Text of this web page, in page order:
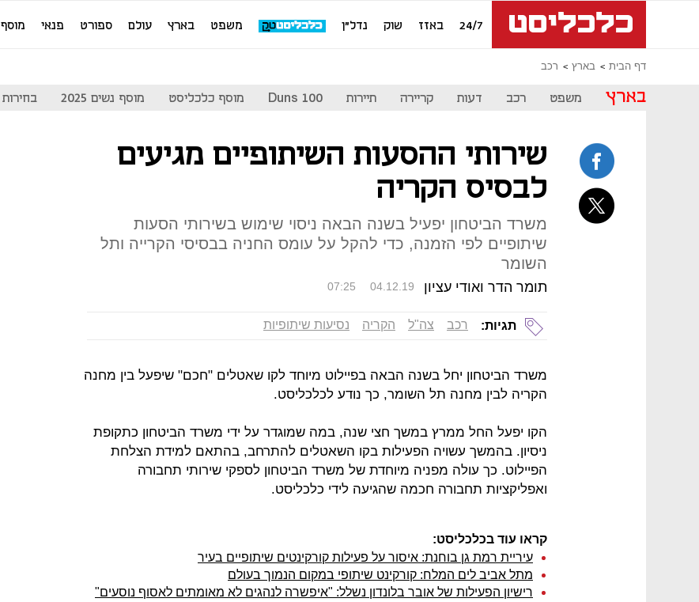
24/7 באזז שוק נדל"ן משפט בארץ עולם ספורט פנאי מוסף
דף הבית בארץ רכב
בארץ משפט רכב דעות קריירה תיירות Duns 100 מוסף כלכליסט מוסף נשים 2025 בחירות 2022
שירותי ההסעות השיתופיים מגיעים
לבסיס הקריה
משרד הביטחון יפעיל בשנה הבאה ניסוי שימוש בשירותי הסעות
שיתופיים לפי הזמנה, כדי להקל על עומס החניה בבסיסי הקרייה ותל
השומר
תומר הדר ואודי עציון 07:25 04.12.19
תגיות: רכב צה"ל הקריה נסיעות שיתופיות
משרד הביטחון יחל בשנה הבאה בפיילוט מיוחד לקו שאטלים "חכם" שיפעל בין מחנה
הקריה לבין מחנה תל השומר, כך נודע לכלכליסט.
הקו יפעל החל ממרץ במשך חצי שנה, במה שמוגדר על ידי משרד הביטחון כתקופת
ניסיון. בהמשך עשויה הפעילות בקו השאטלים להתרחב, בהתאם למידת הצלחת
הפיילוט. כך עולה מפניה מיוחדת של משרד הביטחון לספקי שירותי תחבורה
ואפליקציות תחבורה חכמה שהגיעה לידי כלכליסט.
קראו עוד בכלכליסט:
עיריית רמת גן בוחנת: איסור על פעילות קורקינטים שיתופיים בעיר
מתל אביב לים המלח: קורקינט שיתופי במקום הנמוך בעולם
רישיון הפעילות של אובר בלונדון נשלל: "איפשרה לנהגים לא מאומתים לאסוף נוסעים"